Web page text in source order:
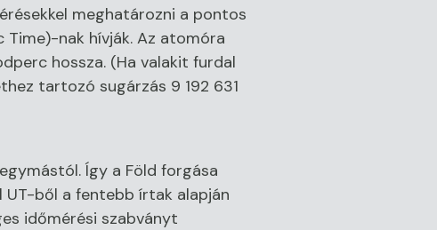
meghatározni a pontos
nak hívják. Az atomóra
hossza. (Ha valakit furdal
tartozó sugárzás 9 192 631
Így a Föld forgása
ből a fentebb írtak alapján
időmérési szabványt